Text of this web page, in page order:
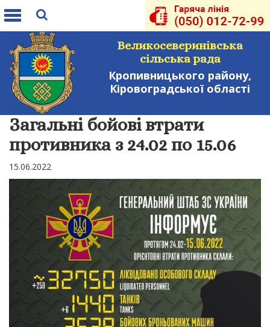
Toggle
Великосеверинівська
сільська рада
Кропивницького району,
Кіровоградської області
Загальні бойові втрати
противника з 24.02 по 15.06
15.06.2022